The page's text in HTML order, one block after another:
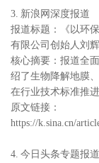
3. 新浪网深度报道
报道标题：《以环
有限公司创始人刘辉
核心摘要：报道全
绍了生物降解地膜
在行业技术标准推
原文链接：
https://k.sina.cn/
4. 今日头条专题报道